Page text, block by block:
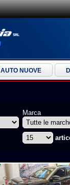
AUTO NUOVE
Marca